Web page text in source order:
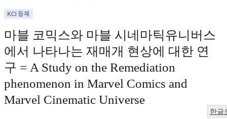
마블 코믹스와 마블 시네마틱유니버스
에서 나타나는 재매개 현상에 대한 연
구 = A Study on the Remediation
phenomenon in Marvel Comics and
Marvel Cinematic Universe
한글